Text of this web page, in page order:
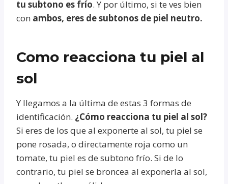
tu subtono es frío. Y por último, si te ves bien
con ambos, eres de subtonos de piel neutro.
Como reacciona tu piel al
sol
Y llegamos a la última de estas 3 formas de
identificación. ¿Cómo reacciona tu piel al sol?
Si eres de los que al exponerte al sol, tu piel se
pone rosada, o directamente roja como un
tomate, tu piel es de subtono frío. Si de lo
contrario, tu piel se broncea al exponerla al sol,